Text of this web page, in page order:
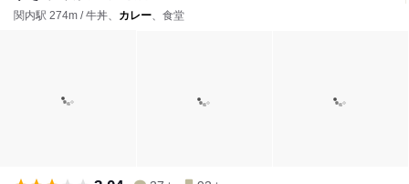
関内駅 274m / 牛丼、 カレー 、食堂